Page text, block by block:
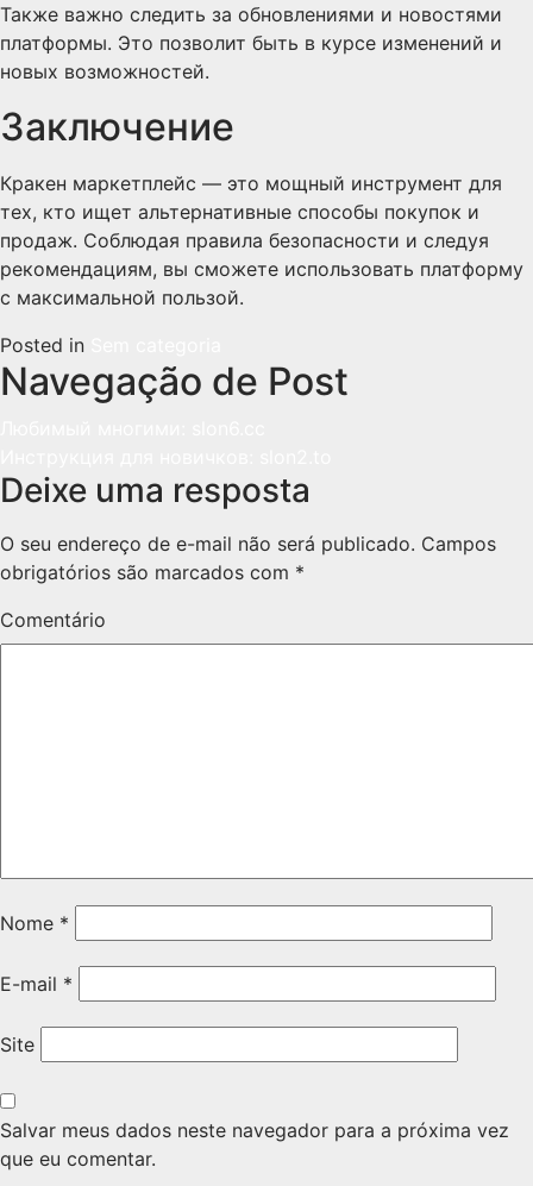
Также важно следить за обновлениями и новостями
платформы. Это позволит быть в курсе изменений и
новых возможностей.
Заключение
Кракен маркетплейс — это мощный инструмент для
тех, кто ищет альтернативные способы покупок и
продаж. Соблюдая правила безопасности и следуя
рекомендациям, вы сможете использовать платформу
с максимальной пользой.
Posted in
Navegação de Post
Deixe uma resposta
O seu endereço de e-mail não será publicado. Campos
obrigatórios são marcados com *
Comentário
Nome *
E-mail *
Site
Salvar meus dados neste navegador para a próxima vez
que eu comentar.